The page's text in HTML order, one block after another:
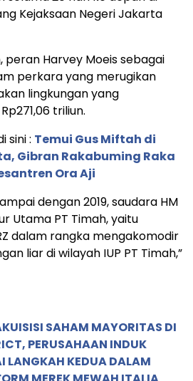
Kejaksaan Negeri Jakarta
peran Harvey Moeis sebagai
perkara yang merugikan
lingkungan yang
triliun.
sini : Temui Gus Miftah di
Gibran Rakabuming Raka
Ora Aji
dengan 2019, saudara HM
Utama PT Timah, yaitu
dalam rangka mengakomodir
liar di wilayah IUP PT Timah,”
SAHAM MAYORITAS DI
PERUSAHAAN INDUK
LANGKAH KEDUA DALAM